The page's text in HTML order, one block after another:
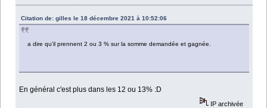
Citation de: gilles le 18 décembre 2021 à 10:52:06
a dire qu'il prennent 2 ou 3 % sur la somme demandée et gagnée.
En général c'est plus dans les 12 ou 13% :D
IP archivée